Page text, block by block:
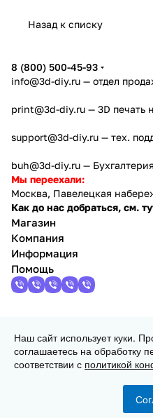
Назад к списку
Корзина
8 (800) 500-45-93
info@3d-diy.ru — отдел
print@3d-diy.ru — 3D печать
support@3d-diy.ru — тех.
buh@3d-diy.ru — Бухгалтерия
Мы переехали:
Москва, Павелецкая
Как до нас добраться, см.
Магазин
Компания
Информация
Помощь
комплектующих для 3D
робототехники
КонфиденциальностьОферта
Наш сайт использует куки.
соглашаетесь на обработку
соответствии с политикой